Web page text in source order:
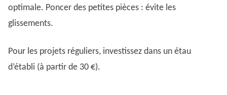
optimale. Poncer des petites pièces : évite les
glissements.
Pour les projets réguliers, investissez dans un étau
d’établi (à partir de 30 €).